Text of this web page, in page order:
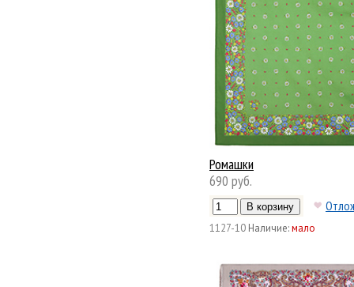
Ромашки
690 руб.
1127-10 Наличие:мало